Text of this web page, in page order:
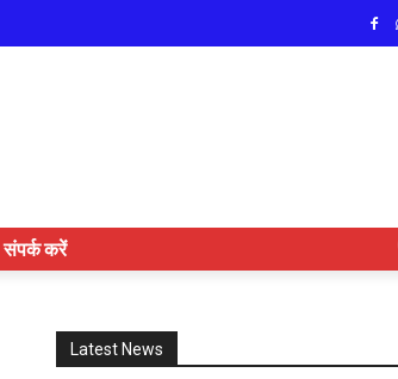
संपर्क करें
Latest News